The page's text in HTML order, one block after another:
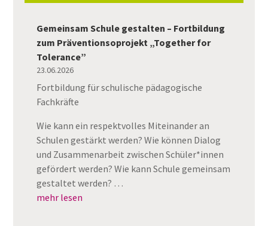
Gemeinsam Schule gestalten – Fortbildung
zum Präventionsoprojekt „Together for
Tolerance”
23.06.2026
Fortbildung für schulische pädagogische
Fachkräfte
Wie kann ein respektvolles Miteinander an
Schulen gestärkt werden? Wie können Dialog
und Zusammenarbeit zwischen Schüler*innen
gefördert werden? Wie kann Schule gemeinsam
gestaltet werden? …
mehr lesen